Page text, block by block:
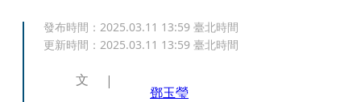
發布時間： 2025.03.11 13:59 臺北時間
更新時間： 2025.03.11 13:59 臺北時間
文
鄧玉瑩